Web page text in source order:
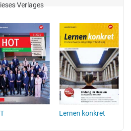
Verlages
Lernen konkret